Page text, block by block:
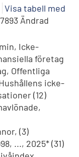
Visa tabell med
Ändrad
Icke-
företag
Offentliga
icke-
(12)
(3)
..., 2025* (31)